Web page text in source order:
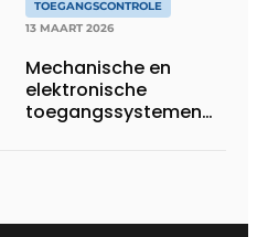
TOEGANGSCONTROLE
13 MAART 2026
Mechanische en
elektronische
toegangssystemen